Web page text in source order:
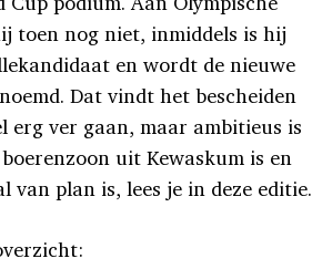
toen nog niet, inmiddels is hij
en wordt de nieuwe
Dat vindt het bescheiden
erg ver gaan, maar ambitieus is
uit Kewaskum is en
van plan is, lees je in deze editie.